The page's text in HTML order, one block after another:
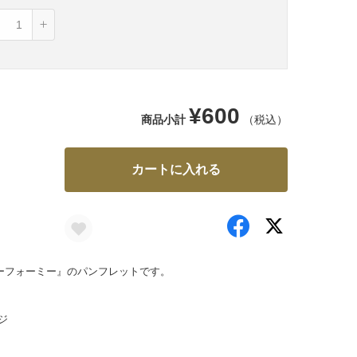
商品小計 ¥600 （税込）
カートに入れる